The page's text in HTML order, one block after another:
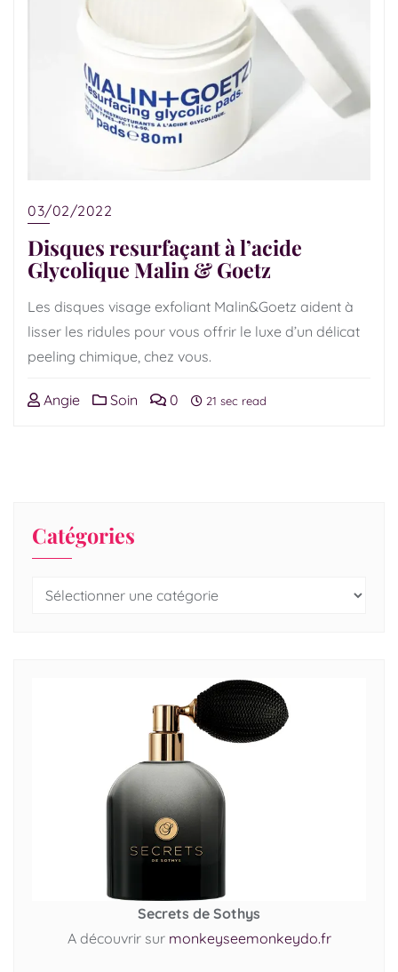
03/02/2022
Disques resurfaçant à l’acide
Glycolique Malin & Goetz
Les disques visage exfoliant Malin&Goetz aident à
lisser les ridules pour vous offrir le luxe d’un délicat
peeling chimique, chez vous.
Angie Soin 0 21 sec read
Catégories
Secrets de Sothys
A découvrir sur monkeyseemonkeydo.fr